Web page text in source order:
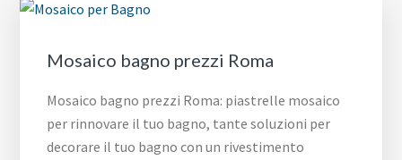
Mosaico bagno prezzi Roma
Mosaico bagno prezzi Roma: piastrelle mosaico
per rinnovare il tuo bagno, tante soluzioni per
decorare il tuo bagno con un rivestimento